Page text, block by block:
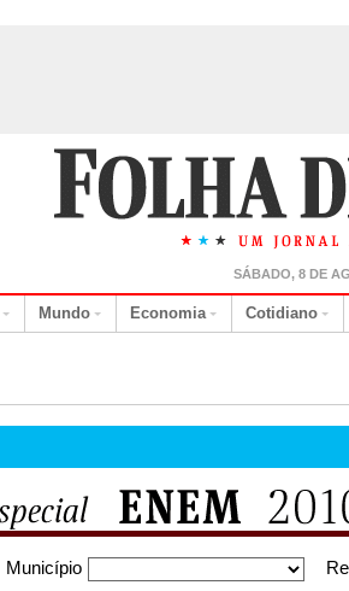
SÁBADO, 8 DE
Mundo Economia Cotidiano
Município